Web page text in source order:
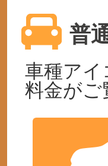
普
車種アイ
料金がご